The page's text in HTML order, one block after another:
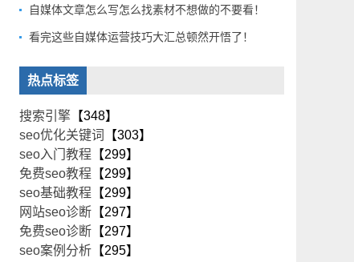
自媒体文章怎么写怎么找素材不想做的不要看！
看完这些自媒体运营技巧大汇总顿然开悟了！
热点标签
搜索引擎 【348】
seo优化关键词
【303】
seo入门教程 【299】
免费seo教程 【299】
seo基础教程 【299】
网站seo诊断 【297】
免费seo诊断 【297】
seo案例分析 【295】